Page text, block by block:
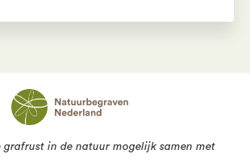
grafrust in de natuur mogelijk samen met